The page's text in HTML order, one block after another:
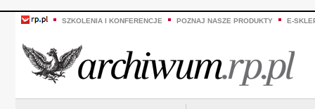
SZKOLENIA I KONFERENCJE POZNAJ NASZE PRODUKTY E-